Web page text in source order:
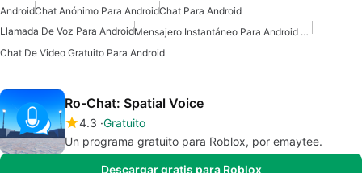
AndroidChat Anónimo Para AndroidChat Para Android
Llamada De Voz Para Android
Mensajero Instantáneo Para Android Gratis
Chat De Video Gratuito Para Android
Ro-Chat: Spatial Voice
4.3 Gratuito
Un programa gratuito para Roblox, por emaytee.
Descargar gratis para Roblox